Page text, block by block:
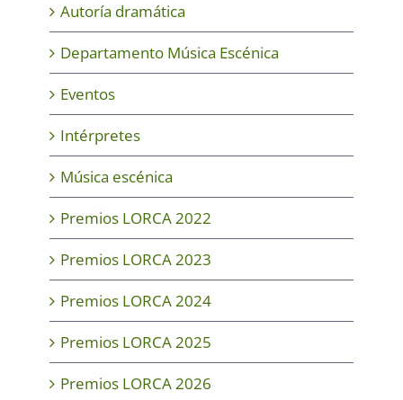
Autoría dramática
Departamento Música Escénica
Eventos
Intérpretes
Música escénica
Premios LORCA 2022
Premios LORCA 2023
Premios LORCA 2024
Premios LORCA 2025
Premios LORCA 2026